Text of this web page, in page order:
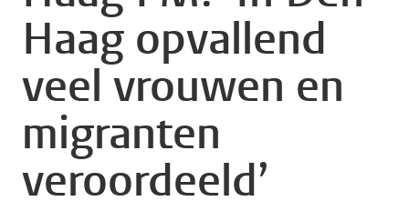
Haag opvallend
veel vrouwen en
migranten
veroordeeld’